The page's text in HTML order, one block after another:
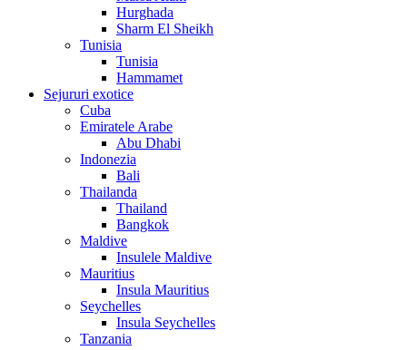
Hurghada
Sharm El Sheikh
Tunisia
Tunisia
Hammamet
Sejururi exotice
Cuba
Emiratele Arabe
Abu Dhabi
Indonezia
Bali
Thailanda
Thailand
Bangkok
Maldive
Insulele Maldive
Mauritius
Insula Mauritius
Seychelles
Insula Seychelles
Tanzania